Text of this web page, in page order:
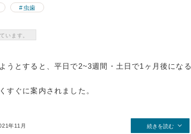
虫歯
います。
うとすると、平日で2~3週間・土日で1ヶ月後になる
すぐに案内されました。
年11月 続きを読む